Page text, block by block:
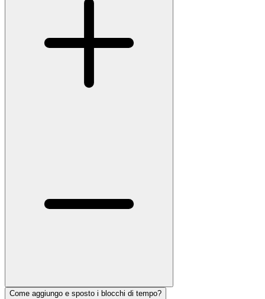
Come aggiungo e sposto i blocchi di tempo?